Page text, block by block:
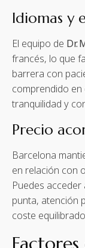
Idiomas y
El equipo de Dr.
francés, lo que
barrera con
comprendido
tranquilidad y
Precio
Barcelona
en relación con
Puedes
punta, atención
coste